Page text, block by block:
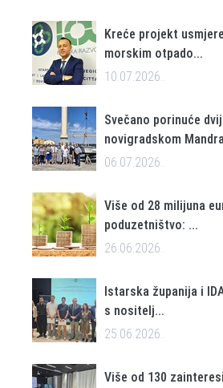
Kreće projekt
morskim otpado...
10.07.2026..
Svečano porinuće
novigradskom
06.07.2026..
Više od 28 milijuna
poduzetništvo: ...
26.06.2026..
Istarska županija i
s nositelj...
25.06.2026..
Više od 130